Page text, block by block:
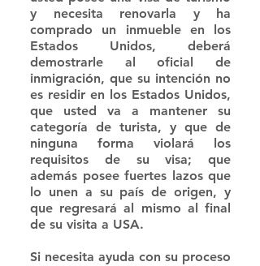
y necesita renovarla y ha
comprado un inmueble en los
Estados Unidos, deberá
demostrarle al oficial de
inmigración, que su intención no
es residir en los Estados Unidos,
que usted va a mantener su
categoría de turista, y que de
ninguna forma violará los
requisitos de su visa; que
además posee fuertes lazos que
lo unen a su país de origen, y
que regresará al mismo al final
de su visita a USA.
Si necesita ayuda con su proceso